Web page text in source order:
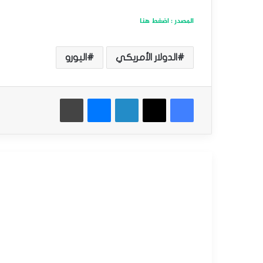
المصدر : اضغط هنا
الدولار الأمريكي اليورو
فيسبوك
‫X لينكدإن ماسنجر طباعة